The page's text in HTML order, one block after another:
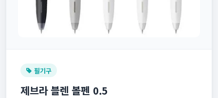
필기구
제브라 블렌 볼펜 0.5